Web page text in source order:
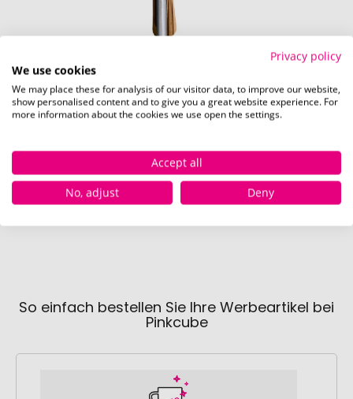
Rechts (60 x 12 mm)
So einfach bestellen Sie Ihre Werbeartikel bei
Pinkcube
Privacy policy
We use cookies
We may place these for analysis of our visitor data, to improve our website,
show personalised content and to give you a great website experience. For
more information about the cookies we use open the settings.
Accept all
No, adjust
Deny